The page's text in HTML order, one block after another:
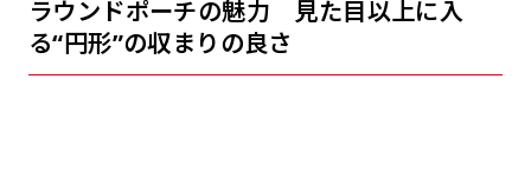
ラウンドポーチの魅力 見た目以上に入
る“円形”の収まりの良さ